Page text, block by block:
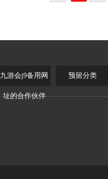
九游会j9备用网
址的合作伙伴
预留分类